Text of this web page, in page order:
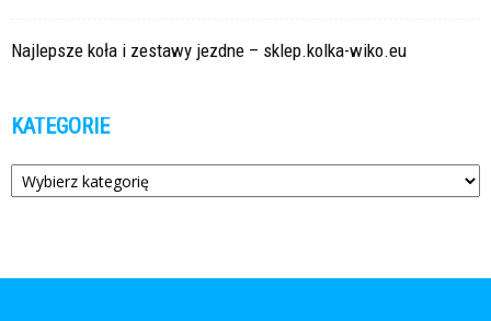
Najlepsze koła i zestawy jezdne – sklep.kolka-wiko.eu
KATEGORIE
Kategorie